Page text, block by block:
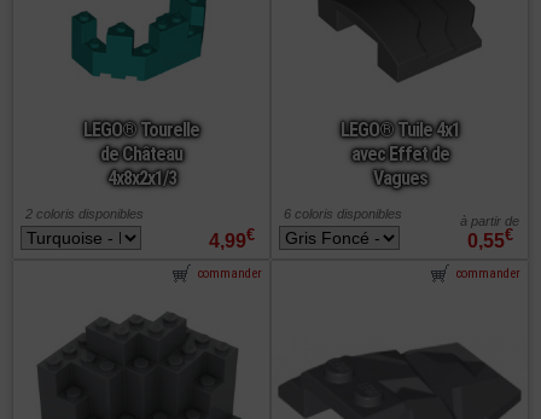
LEGO® Tourelle
de Château
4x8x2x1/3
4,99€
2 coloris disponibles
LEGO® Tuile 4x1
avec Effet de
Vagues
0,55€
à partir de
6 coloris disponibles
commander commander